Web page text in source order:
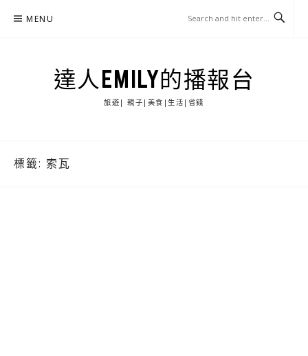
MENU
達人EMILY的播報台
旅遊| 親子|美食|生活|省錢
標籤: 索瓦